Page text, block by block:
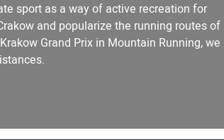
sport as a way of active recreation for
and popularize the running routes of
Grand Prix in Mountain Running, we